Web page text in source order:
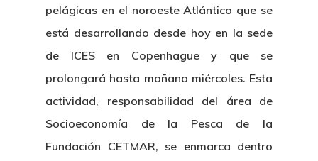
pelágicas en el noroeste Atlántico que se
está desarrollando desde hoy en la sede
de ICES en Copenhague y que se
prolongará hasta mañana miércoles. Esta
actividad, responsabilidad del área de
Socioeconomía de la Pesca de la
Fundación CETMAR, se enmarca dentro